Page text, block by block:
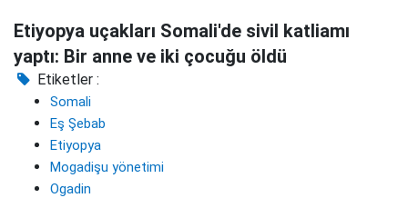
Etiyopya uçakları Somali'de sivil katliamı
yaptı: Bir anne ve iki çocuğu öldü
Etiketler :
Somali
Eş Şebab
Etiyopya
Mogadişu yönetimi
Ogadin